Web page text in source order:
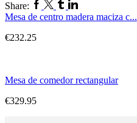
Share:
Mesa de centro madera maciza c...
€232.25
Mesa de comedor rectangular
€329.95